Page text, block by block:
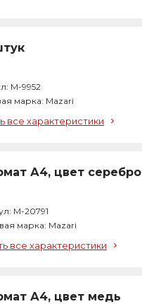
M-9952
марка: Mazari
все характеристики
А4, цвет серебро
M-20791
марка: Mazari
все характеристики
А4, цвет медь